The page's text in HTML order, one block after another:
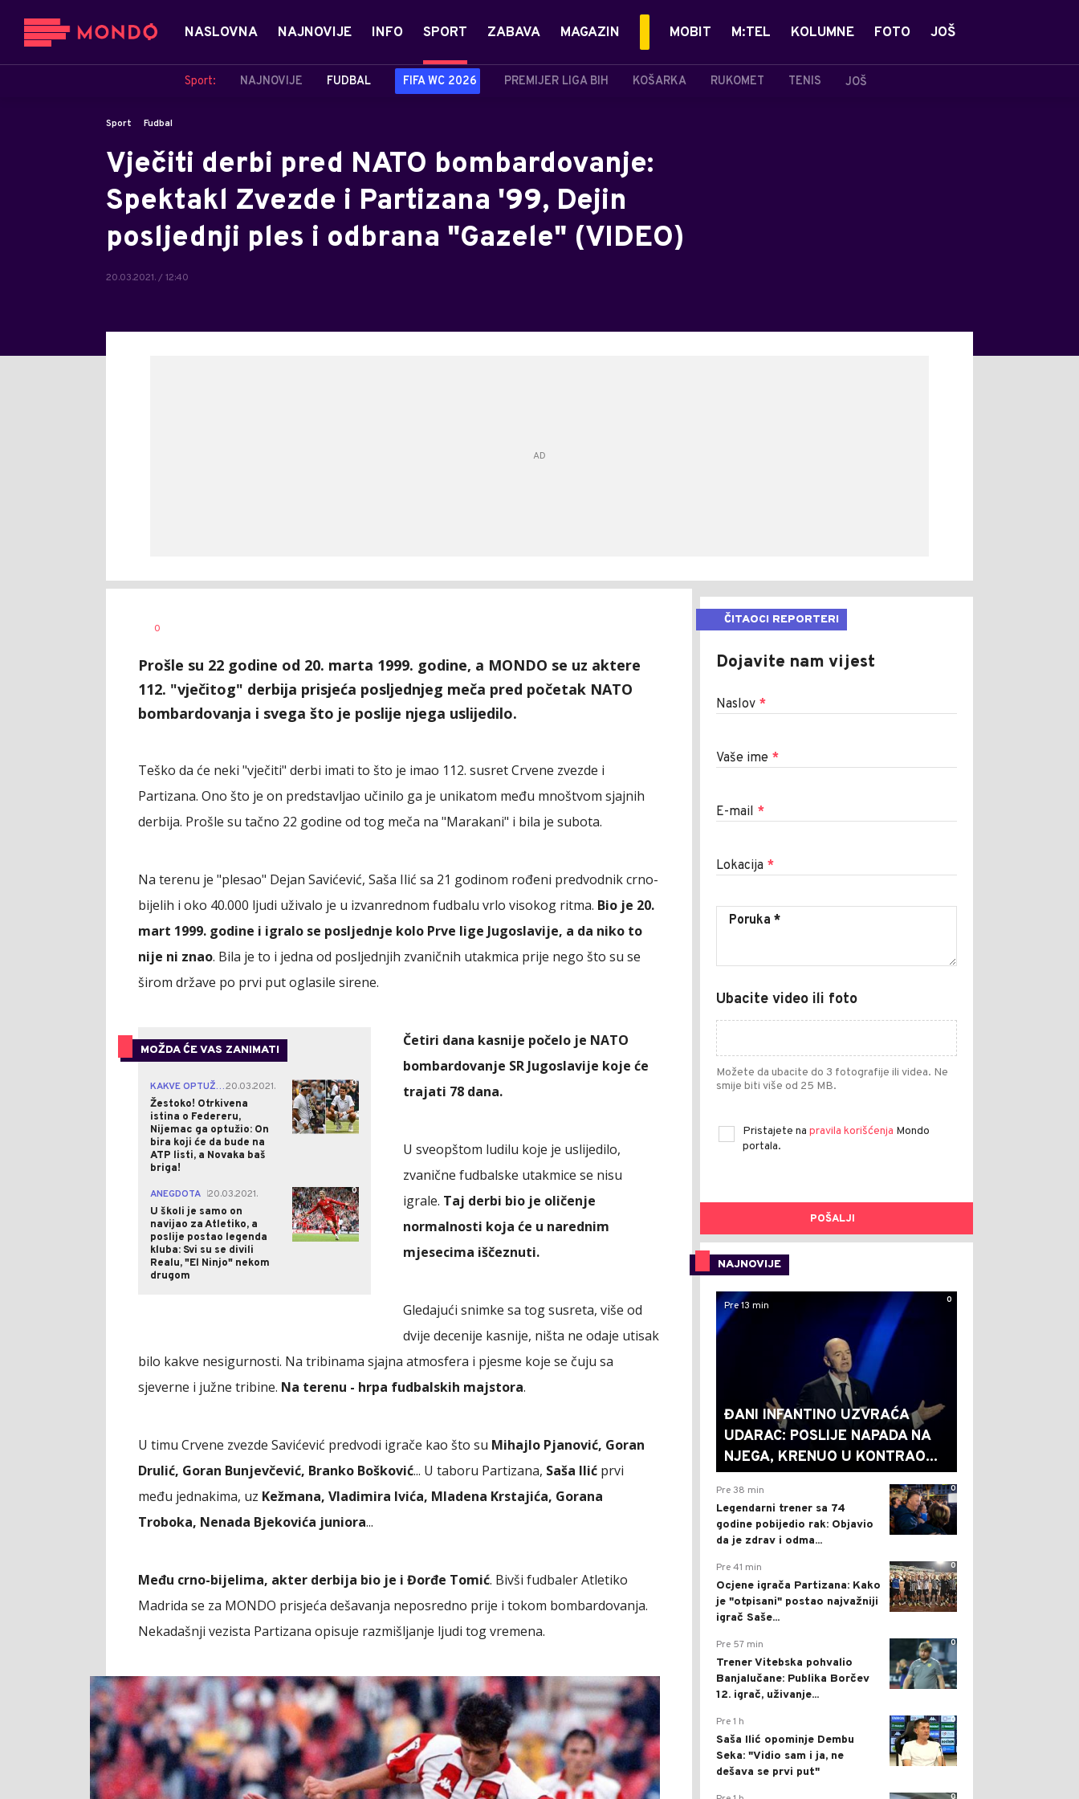
NASLOVNA NAJNOVIJE INFO SPORT
Sport: NAJNOVIJE FUDBAL FIFA WC 2026 PREMIJER LIGA BIH KOŠARKA RUKOMET TENIS JOŠ
ZABAVA MAGAZIN MOBIT M:TEL KOLUMNE FOTO JOŠ
Sport Fudbal
Vječiti derbi pred NATO bombardovanje:
Spektakl Zvezde i Partizana '99, Dejin
posljednji ples i odbrana "Gazele" (VIDEO)
20.03.2021. / 12:40
AUTOR
0
Prošle su 22 godine od 20. marta 1999. godine, a MONDO se uz aktere
112. "vječitog" derbija prisjeća posljednjeg meča pred početak NATO
bombardovanja i svega što je poslije njega uslijedilo.
Teško da će neki "vječiti" derbi imati to što je imao 112. susret Crvene zvezde i
Partizana. Ono što je on predstavljao učinilo ga je unikatom među mnoštvom sjajnih
derbija. Prošle su tačno 22 godine od tog meča na "Marakani" i bila je subota.
Na terenu je "plesao" Dejan Savićević, Saša Ilić sa 21 godinom rođeni predvodnik crno-
bijelih i oko 40.000 ljudi uživalo je u izvanrednom fudbalu vrlo visokog ritma. Bio je 20.
mart 1999. godine i igralo se posljednje kolo Prve lige Jugoslavije, a da niko to
nije ni znao. Bila je to i jedna od posljednjih zvaničnih utakmica prije nego što su se
širom države po prvi put oglasile sirene.
MOŽDA ĆE VAS ZANIMATI
KAKVE OPTUŽBE!20.03.2021.
Žestoko! Otrkivena
istina o Federeru,
Nijemac ga optužio: On
bira koji će da bude na
ATP listi, a Novaka baš
briga!
0
ANEGDOTA 20.03.2021.
U školi je samo on
navijao za Atletiko, a
poslije postao legenda
kluba: Svi su se divili
Realu, "El Ninjo" nekom
drugom
0
Četiri dana kasnije počelo je NATO
bombardovanje SR Jugoslavije koje će
trajati 78 dana.
U sveopštom ludilu koje je uslijedilo,
zvanične fudbalske utakmice se nisu
igrale. Taj derbi bio je oličenje
normalnosti koja će u narednim
mjesecima iščeznuti.
Gledajući snimke sa tog susreta, više od
dvije decenije kasnije, ništa ne odaje utisak
bilo kakve nesigurnosti. Na tribinama sjajna atmosfera i pjesme koje se čuju sa
sjeverne i južne tribine. Na terenu - hrpa fudbalskih majstora.
U timu Crvene zvezde Savićević predvodi igrače kao što su Mihajlo Pjanović, Goran
Drulić, Goran Bunjevčević, Branko Bošković... U taboru Partizana, Saša Ilić prvi
među jednakima, uz Kežmana, Vladimira Ivića, Mladena Krstajića, Gorana
Troboka, Nenada Bjekovića juniora...
Među crno-bijelima, akter derbija bio je i Đorđe Tomić. Bivši fudbaler Atletiko
Madrida se za MONDO prisjeća dešavanja neposredno prije i tokom bombardovanja.
Nekadašnji vezista Partizana opisuje razmišljanje ljudi tog vremena.
ČITAOCI REPORTERI
Dojavite nam vijest
Naslov *
Vaše ime *
E-mail *
Lokacija *
Ubacite video ili foto
Možete da ubacite do 3 fotografije ili videa. Ne
smije biti više od 25 MB.
Pristajete na pravila korišćenja Mondo
portala.
POŠALJI
NAJNOVIJE
0
Pre 13 min
ĐANI INFANTINO UZVRAĆA
UDARAC: POSLIJE NAPADA NA
NJEGA, KRENUO U KONTRAO...
0
Pre 38 min
Legendarni trener sa 74
godine pobijedio rak: Objavio
da je zdrav i odma...
0
Pre 41 min
Ocjene igrača Partizana: Kako
je "otpisani" postao najvažniji
igrač Saše...
0
Pre 57 min
Trener Vitebska pohvalio
Banjalučane: Publika Borčev
12. igrač, uživanje...
0
Pre 1 h
Saša Ilić opominje Dembu
Seka: "Vidio sam i ja, ne
dešava se prvi put"
0